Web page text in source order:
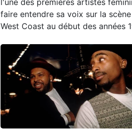
faire entendre sa voix sur la scène
West Coast au début des années